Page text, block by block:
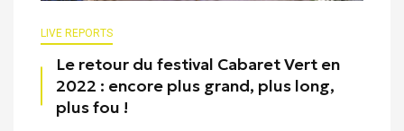
LIVE REPORTS
Le retour du festival Cabaret Vert en
2022 : encore plus grand, plus long,
plus fou !